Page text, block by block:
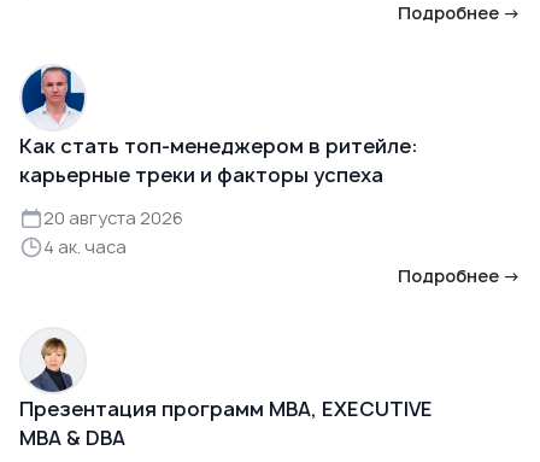
Подробнее →
Как стать топ-менеджером в ритейле:
карьерные треки и факторы успеха
20 августа 2026
4 ак. часа
Подробнее →
Презентация программ MBA, EXECUTIVE
MBA & DBA